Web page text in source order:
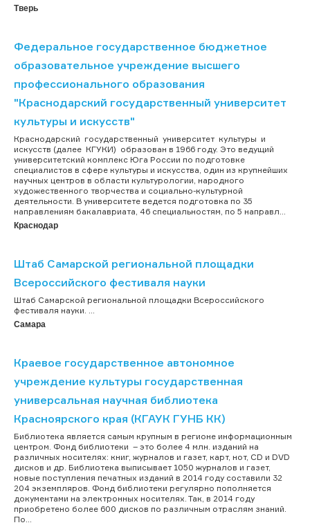
Тверь
Федеральное государственное бюджетное
образовательное учреждение высшего
профессионального образования
"Краснодарский государственный университет
культуры и искусств"
Краснодарский государственный университет культуры и
искусств (далее КГУКИ) образован в 1966 году. Это ведущий
университетский комплекс Юга России по подготовке
специалистов в сфере культуры и искусства, один из крупнейших
научных центров в области культурологии, народного
художественного творчества и социально-культурной
деятельности. В университете ведется подготовка по 35
направлениям бакалавриата, 46 специальностям, по 5 направл...
Краснодар
Штаб Самарской региональной площадки
Всероссийского фестиваля науки
Штаб Самарской региональной площадки Всероссийского
фестиваля науки. ...
Самара
Краевое государственное автономное
учреждение культуры государственная
универсальная научная библиотека
Красноярского края (КГАУК ГУНБ КК)
Библиотека является самым крупным в регионе информационным
центром. Фонд библиотеки – это более 4 млн. изданий на
различных носителях: книг, журналов и газет, карт, нот, CD и DVD
дисков и др. Библиотека выписывает 1050 журналов и газет,
новые поступления печатных изданий в 2014 году составили 32
204 экземпляров. Фонд библиотеки регулярно пополняется
документами на электронных носителях. Так, в 2014 году
приобретено более 600 дисков по различным отраслям знаний.
По...